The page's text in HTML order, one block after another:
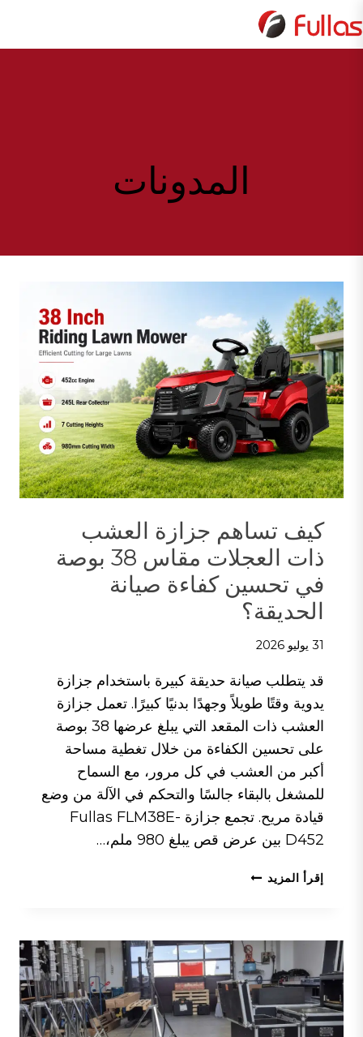
التجاوز
إلى
المدونات
كيف تساهم جزازة العشب
ذات العجلات مقاس 38 بوصة
في تحسين كفاءة صيانة
الحديقة؟
31 يوليو 2026
قد يتطلب صيانة حديقة كبيرة باستخدام جزازة
يدوية وقتًا طويلاً وجهدًا بدنيًا كبيرًا. تعمل جزازة
العشب ذات المقعد التي يبلغ عرضها 38 بوصة
على تحسين الكفاءة من خلال تغطية مساحة
أكبر من العشب في كل مرور، مع السماح
للمشغل بالبقاء جالسًا والتحكم في الآلة من وضع
قيادة مريح. تجمع جزازة Fullas FLM38E-
D452 بين عرض قص يبلغ 980 ملم،…
إقرأ المزيد كيف
ذات
العجلات
مقاس
38
بوصة